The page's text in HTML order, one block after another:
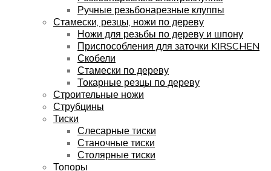
Ручные резьбонарезные клуппы
Стамески, резцы, ножи по дереву
Ножи для резьбы по дереву и шпону
Приспособления для заточки KIRSCHEN
Скобели
Стамески по дереву
Токарные резцы по дереву
Строительные ножи
Струбцины
Тиски
Слесарные тиски
Станочные тиски
Столярные тиски
Топоры